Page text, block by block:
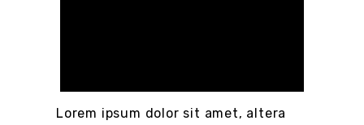
Lorem ipsum dolor sit amet, altera